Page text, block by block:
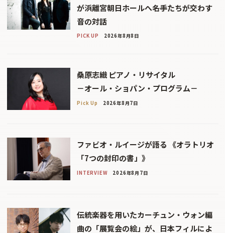
が浜離宮朝日ホールへ――名手たちが交わす
音の対話
PICK UP 2026年8月8日
桑原志織 ピアノ・リサイタル
－オール・ショパン・プログラム－
Pick Up 2026年8月7日
ファビオ・ルイージが語る 《オラトリオ
「7つの封印の書」》
INTERVIEW 2026年8月7日
伝統楽器を用いたカーチュン・ウォン編
曲の「展覧会の絵」が、日本フィルによ